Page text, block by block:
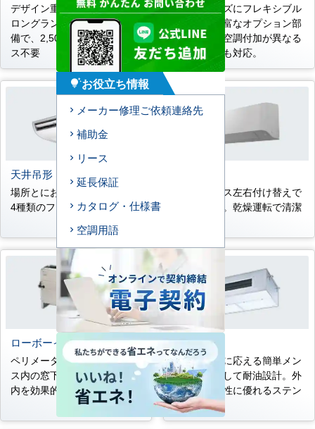
デザイン重視のオフィスに。
ロングランフィルター標準装
備で、2,500時間メンテナン
ス不要
多彩なニーズにフレキシブル
に対応。豊富なオプション部
品も準備。空調付加が異なる
変形空間にも対応。
天井吊形
場所とにおいに応じて選べる
4種類のフィルターを準備。
ドレンホース左右付け替えで
き簡単施工。乾燥運転で清潔
ローボーイ埋込タイプ
ペリメーター空調用。オフィ
ス内の窓下などに設置し、室
内を効果的に空調。
厨房用
プロユースに応える簡単メン
テナンスそして耐油設計。外
装材は耐久性に優れるステン
レス。
tips_and_updatesお役立ち情報
メーカー修理ご依頼連絡先
補助金
リース
延長保証
カタログ・仕様書
空調用語